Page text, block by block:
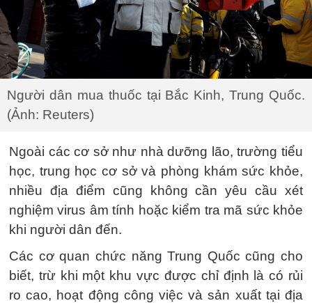
Người dân mua thuốc tại Bắc Kinh, Trung Quốc.
(Ảnh: Reuters)
Ngoài các cơ sở như nhà dưỡng lão, trường tiểu
học, trung học cơ sở và phòng khám sức khỏe,
nhiều địa điểm cũng không cần yêu cầu xét
nghiệm virus âm tính hoặc kiểm tra mã sức khỏe
khi người dân đến.
Các cơ quan chức năng Trung Quốc cũng cho
biết, trừ khi một khu vực được chỉ định là có rủi
ro cao, hoạt động công việc và sản xuất tại địa